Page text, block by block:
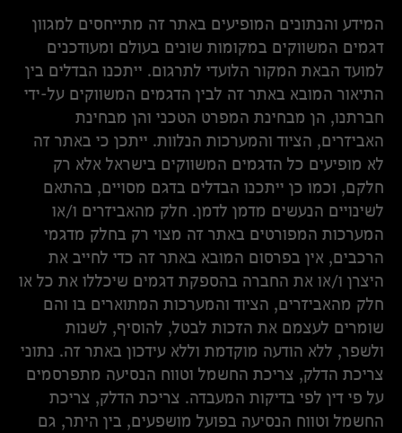
המידע והנתונים המופיעים באתר זה מתייחסים למגוון
דגמים המשווקים במקומות שונים בעולם ומעודכנים
למועד הבאת המקור הלועדי לתרגום. ייתכנו הבדלים בין
התיאור המובא באתר זה לבין הדגמים המשווקים על-ידי
חברתנו, הן מבחינת המפרט הטכני והן מבחינת
האביזרים, הציוד והמערכות הנלוות. ייתכן כי באתר זה
לא מופיעים כל הדגמים המשווקים בישראל אלא רק
חלקם, וכמו כן ייתכנו הבדלים בדגם מסויים, בהתאם
לשינויים הנעשים מדמן לדמן. חלק מהאביזרים ו/או
המערכות המפורטים באתר זה מצוי רק בחלק מדגמי
הרכבים, אין בפרסום המובא באתר זה כדי לחייב את
היצרן ו/או את החברה בהספקת דגמים שיכללו את כל או
חלק מהאביזרים, הציוד והמערכות המתוארים בו והם
שומרים לעצמם את הזכות לבטל, להוסיף, לשנות
ולשפר, ללא הודעה מוקדמת וללא עידכון באתר זה. נתוני
צריכת הדלק, צריכת החשמל וטווח הנסיעה מתפרסמים
על פי דין לפי בדיקות המעבדה. צריכת הדלק, צריכת
החשמל וטווח הנסיעה בפועל מושפעים, בין היתר, גם